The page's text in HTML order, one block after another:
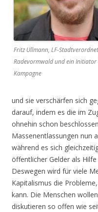
Fritz Ullmann, LF-
Radevormwald und ein Initiator
Kampagne
und sie verschärfen sich
darauf, indem es die im
ohnehin schon
Massenentlassungen nun
während es sich
öffentlicher Gelder als
Deswegen wird für viele
Kapitalismus die
kann. Die Menschen
diskutieren so offen wie